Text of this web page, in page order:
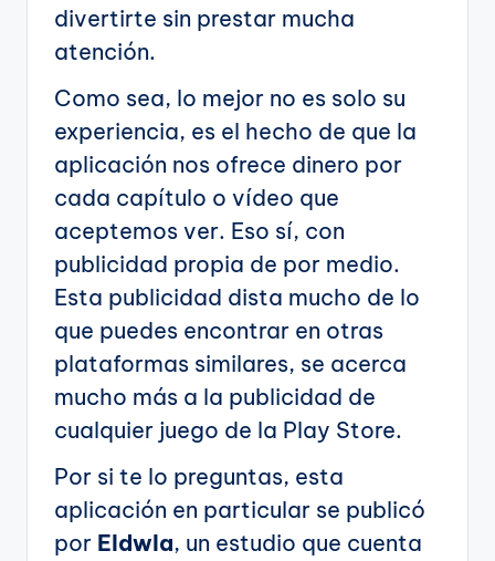
divertirte sin prestar mucha
atención.
Como sea, lo mejor no es solo su
experiencia, es el hecho de que la
aplicación nos ofrece dinero por
cada capítulo o vídeo que
aceptemos ver. Eso sí, con
publicidad propia de por medio.
Esta publicidad dista mucho de lo
que puedes encontrar en otras
plataformas similares, se acerca
mucho más a la publicidad de
cualquier juego de la Play Store.
Por si te lo preguntas, esta
aplicación en particular se publicó
por Eldwla, un estudio que cuenta